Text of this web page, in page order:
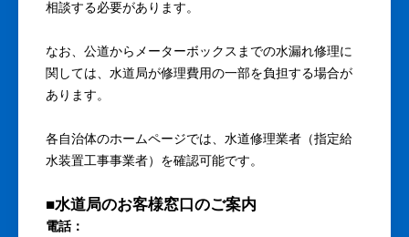
相談する必要があります。
なお、公道からメーターボックスまでの水漏れ修理に
関しては、水道局が修理費用の一部を負担する場合が
あります。
各自治体のホームページでは、水道修理業者（指定給
水装置工事事業者）を確認可能です。
■水道局のお客様窓口のご案内
電話：